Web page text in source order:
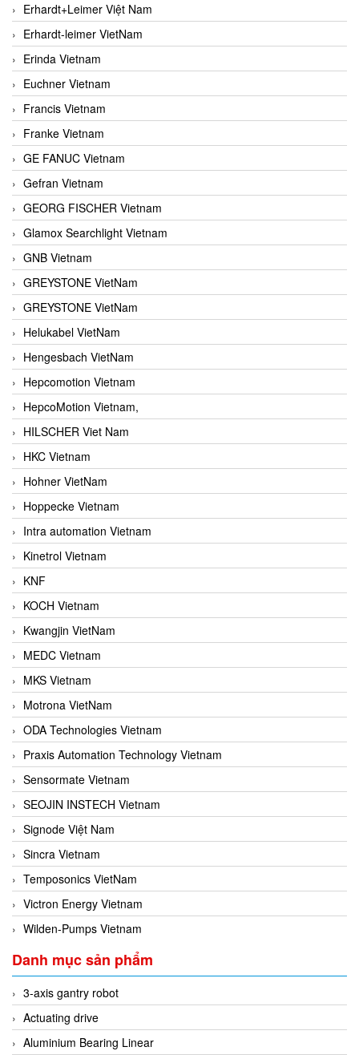
Erhardt+Leimer Việt Nam
Erhardt-leimer VietNam
Erinda Vietnam
Euchner Vietnam
Francis Vietnam
Franke Vietnam
GE FANUC Vietnam
Gefran Vietnam
GEORG FISCHER Vietnam
Glamox Searchlight Vietnam
GNB Vietnam
GREYSTONE VietNam
GREYSTONE VietNam
Helukabel VietNam
Hengesbach VietNam
Hepcomotion Vietnam
HepcoMotion Vietnam,
HILSCHER Viet Nam
HKC Vietnam
Hohner VietNam
Hoppecke Vietnam
Intra automation Vietnam
Kinetrol Vietnam
KNF
KOCH Vietnam
Kwangjin VietNam
MEDC Vietnam
MKS Vietnam
Motrona VietNam
ODA Technologies Vietnam
Praxis Automation Technology Vietnam
Sensormate Vietnam
SEOJIN INSTECH Vietnam
Signode Việt Nam
Sincra Vietnam
Temposonics VietNam
Victron Energy Vietnam
Wilden-Pumps Vietnam
Danh mục sản phẩm
3-axis gantry robot
Actuating drive
Aluminium Bearing Linear